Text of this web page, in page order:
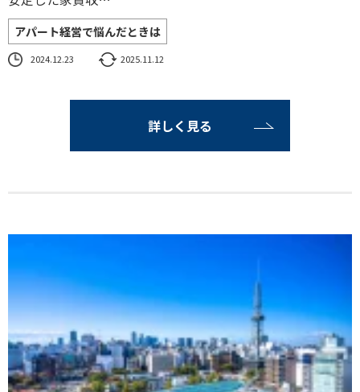
アパート経営で悩んだときは
2024.12.23 2025.11.12
詳しく見る